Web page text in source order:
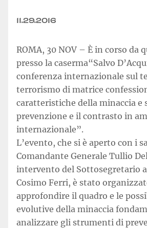
11.29.2016
ROMA, 30 NOV – È in corso da
presso la caserma“Salvo
conferenza internazionale sul
terrorismo di matrice
caratteristiche della minaccia e
prevenzione e il contrasto in
internazionale”.
L’evento, che si è aperto con i
Comandante Generale Tullio
intervento del Sottosegretario
Cosimo Ferri, è stato
approfondire il quadro e le
evolutive della minaccia
analizzare gli strumenti di